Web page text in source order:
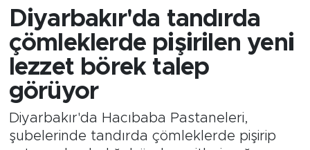
Diyarbakır'da tandırda
çömleklerde pişirilen yeni
lezzet börek talep
görüyor
Diyarbakır'da Hacıbaba Pastaneleri,
şubelerinde tandırda çömleklerde pişirip
Trafik Durumu
Süper Lig Puan Durumu ve Fikstür
Tüm Manşetler
Son Dakika Haberleri